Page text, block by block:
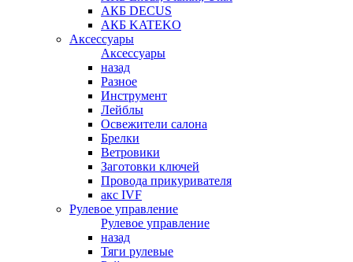
АКБ DECUS
АКБ KATEKO
Аксессуары
Аксессуары
назад
Разное
Инструмент
Лейблы
Освежители салона
Брелки
Ветровики
Заготовки ключей
Провода прикуривателя
акс IVF
Рулевое управление
Рулевое управление
назад
Тяги рулевые